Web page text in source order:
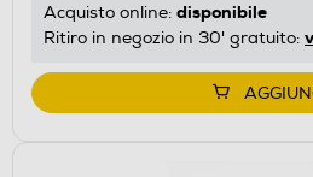
Acquisto online: disponibile
Ritiro in negozio in 30' gratuito: